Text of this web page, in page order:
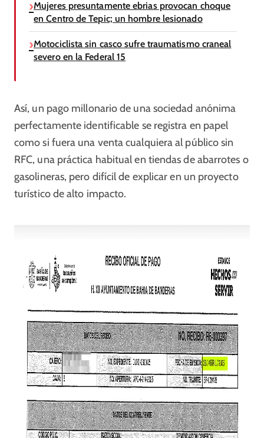
Mujeres presuntamente ebrias provocan choque
en Centro de Tepic; un hombre lesionado
Motociclista sin casco sufre traumatismo craneal
severo en la Federal 15
Así, un pago millonario de una sociedad anónima
perfectamente identificable se registra en papel
como si fuera una venta cualquiera al público sin
RFC, una práctica habitual en tiendas de abarrotes o
gasolineras, pero difícil de explicar en un proyecto
turístico de alto impacto.